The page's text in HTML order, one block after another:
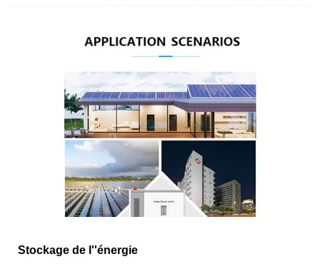
Stockage de l''énergie